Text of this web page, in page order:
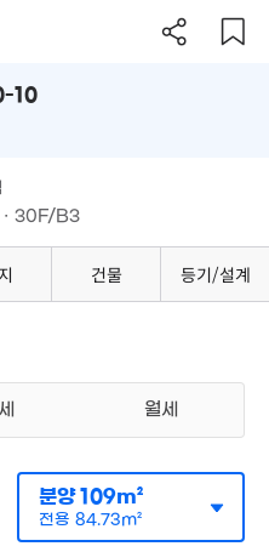
B3
10
· 30F/B3
건물 등기/설계
월세
분양109m²
전용 84.73m²